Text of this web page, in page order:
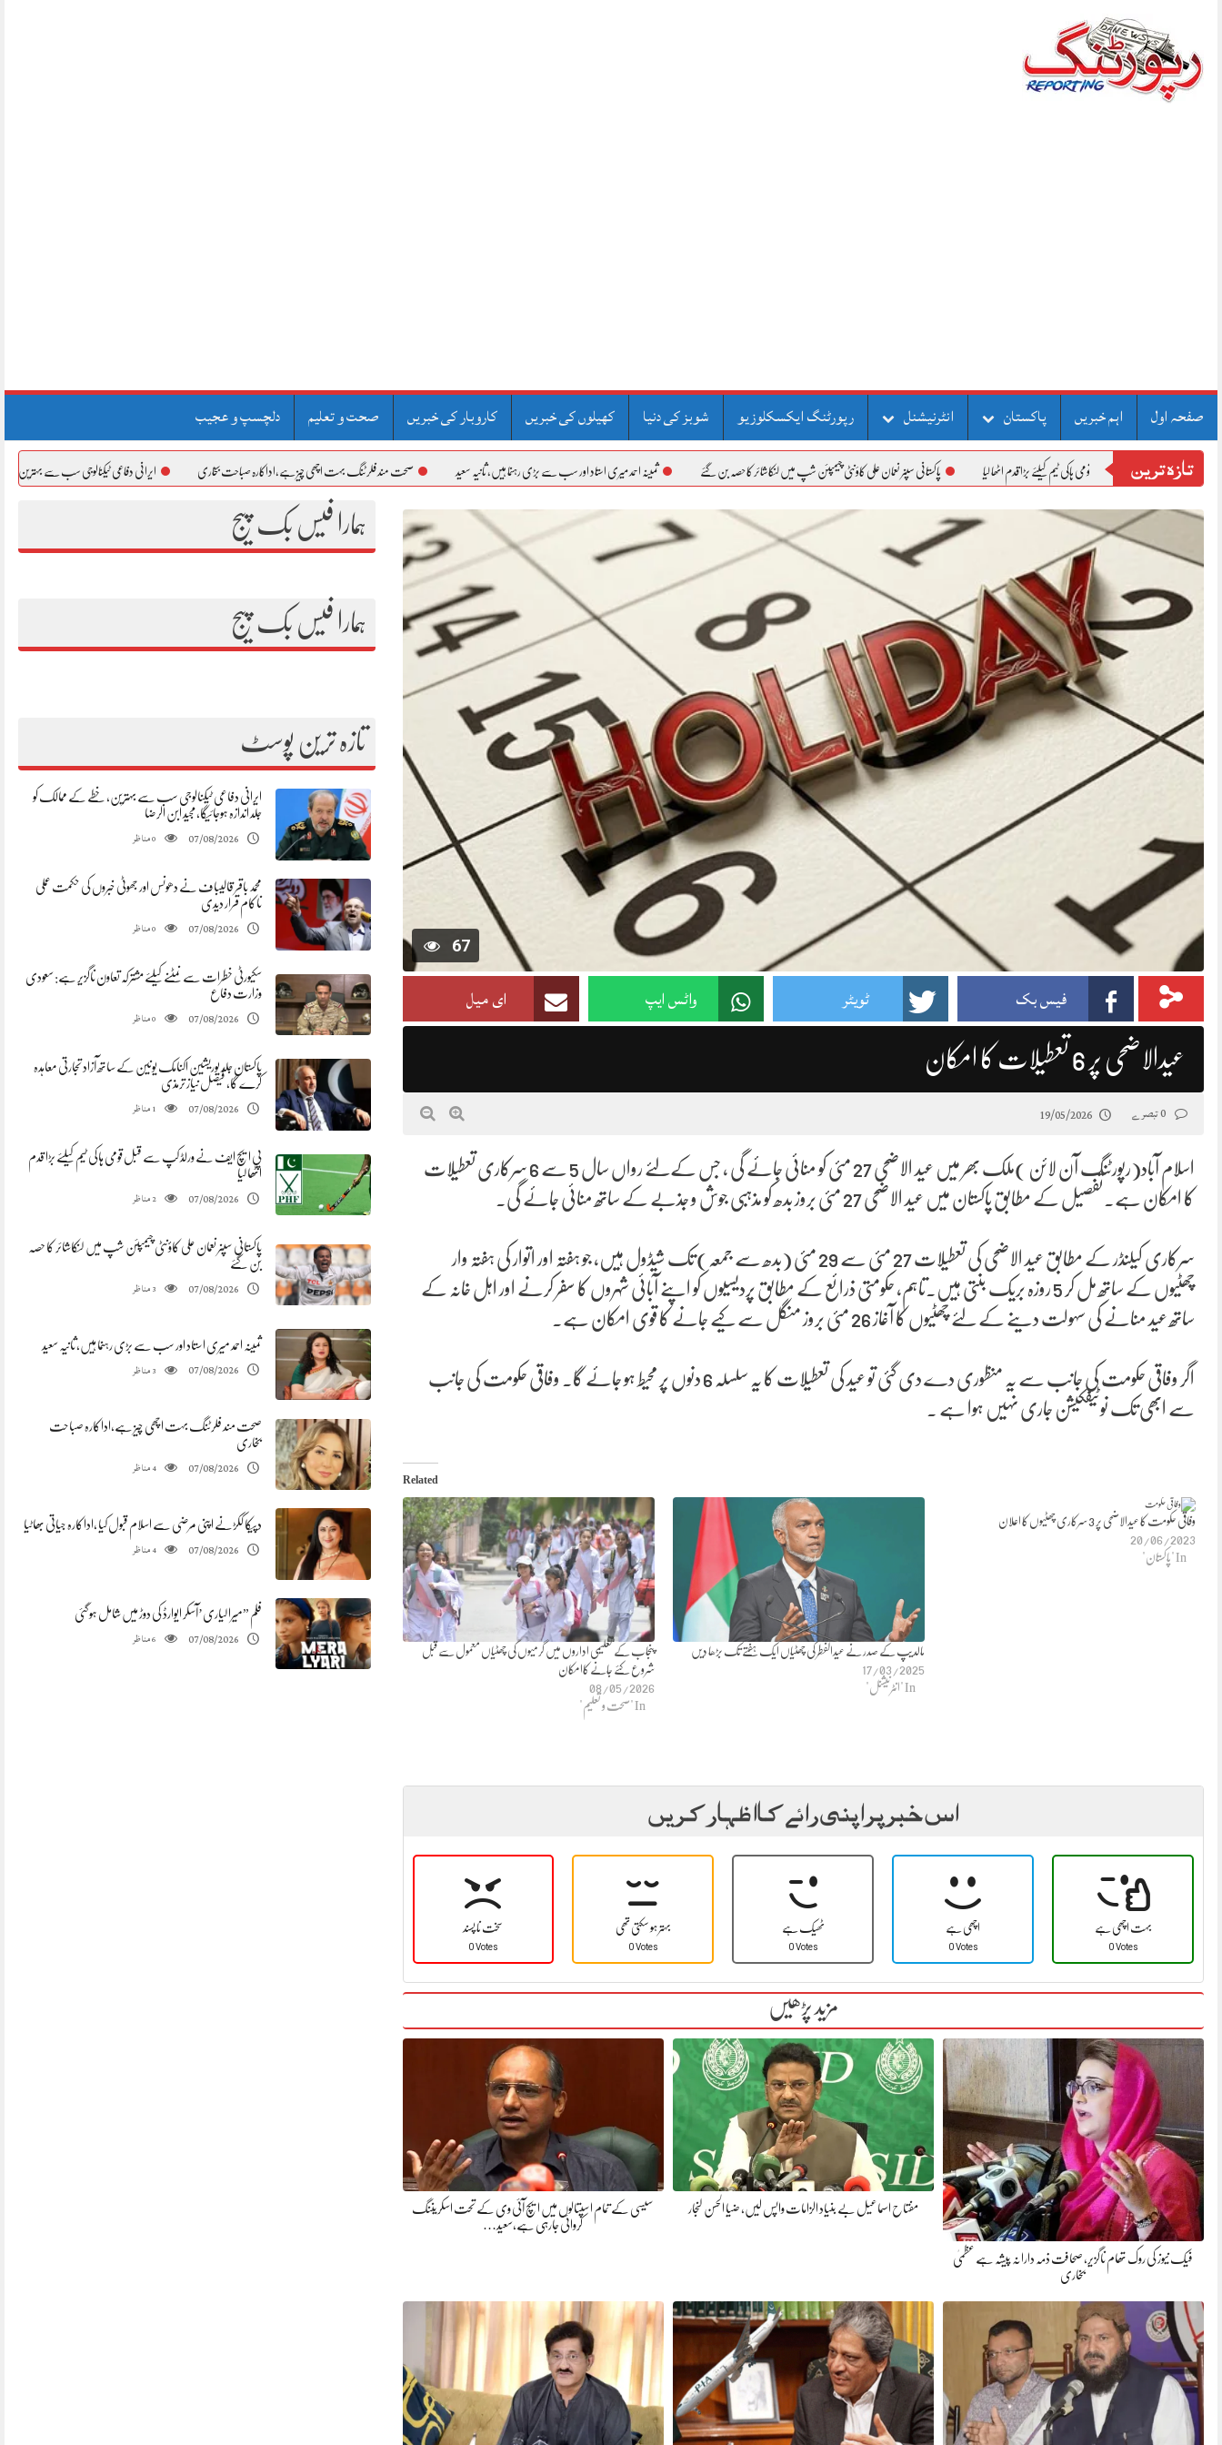
صفحہ اول اہم خبریں پاکستان انٹرنیشنل رپورٹنگ ایکسکلوزیو شوبز کی دنیا کھیلوں کی خبریں کاروبار کی خبریں صحت و تعلیم دلچسپ و عجیب
تازہ ترین
ورلڈ کپ سے قبل قومی ہاکی ٹیم کیلئے بڑا قدم اٹھا لیا پاکستانی سپنر نعمان علی کاؤنٹی چیمپئن شپ میں لنکاشائر کا حصہ بن گئے ثمینہ احمد میری استاد اور سب سے بڑی رہنما ہیں، ثانیہ سعید صحت مند فلرٹنگ بہت اچھی چیز ہے،اداکارہ صباحت بخاری ایرانی دفاعی ٹیکنالوجی سب سے بہترین، خطے کے ممالک کو
ہمارا فیس بک پیج
ہمارا فیس بک پیج
تازہ ترین پوسٹ
ایرانی دفاعی ٹیکنالوجی سب سے بہترین، خطے کے ممالک کو
جلد اندازہ ہوجائیگا، مجید ابن الرضا
07/08/2026
0مناظر
محمد باقر قالیباف نے دھونس اور جھوٹی خبروں کی حکمت عملی
ناکام قرار دیدی
07/08/2026
0مناظر
سکیورٹی خطرات سے نمٹنے کیلئے مشترکہ تعاون ناگزیر ہے: سعودی
وزارت دفاع
07/08/2026
0مناظر
پاکستان جلد یوریشین اکنامک یونین کے ساتھ آزاد تجارتی معاہدہ
کرے گا، فیصل نیاز ترمذی
07/08/2026
1مناظر
پی ایچ ایف نے ورلڈ کپ سے قبل قومی ہاکی ٹیم کیلئے بڑا قدم
اٹھا لیا
07/08/2026
2مناظر
پاکستانی سپنر نعمان علی کاؤنٹی چیمپئن شپ میں لنکاشائر کا حصہ
بن گئے
07/08/2026
3مناظر
ثمینہ احمد میری استاد اور سب سے بڑی رہنما ہیں، ثانیہ سعید
07/08/2026
3مناظر
صحت مند فلرٹنگ بہت اچھی چیز ہے،اداکارہ صباحت
بخاری
07/08/2026
4مناظر
دپیکا ککڑنے اپنی مرضی سے اسلام قبول کیا ،اداکارہ جیاتی بھاٹیا
07/08/2026
4مناظر
فلم ”میرا لیاری’آسکر ایوارڈ کی دوڑ میں شامل ہوگئی
07/08/2026
6مناظر
67
فیس بک ٹویٹر واٹس ایپ ای میل
عیدالاضحی پر 6 تعطیلات کا امکان
19/05/2026
اسلام آباد(رپورٹنگ آن لائن )ملک بھر میں عید الاضحی 27 مئی کو منائی جائے گی ، جس کےلئے رواں سال 5 سے 6 سرکاری تعطیلات
کا امکان ہے۔تفصیل کے مطابق پاکستان میں عید الاضحی 27 مئی بروز بدھ کو مذہبی جوش و جذبے کے ساتھ منائی جائے گی۔
سرکاری کیلنڈر کے مطابق عید الاضحی کی تعطیلات 27 مئی سے 29 مئی (بدھ سے جمعہ) تک شیڈول ہیں، جو ہفتہ اور اتوار کی ہفتہ وار
چھٹیوں کے ساتھ مل کر 5 روزہ بریک بنتی ہیں۔تاہم، حکومتی ذرائع کے مطابق پردیسیوں کو اپنے آبائی شہروں کا سفر کرنے اور اہل خانہ کے
ساتھ عید منانے کی سہولت دینے کے لئے چھٹیوں کا آغاز 26 مئی بروز منگل سے کیے جانے کا قوی امکان ہے۔
اگر وفاقی حکومت کی جانب سے یہ منظوری دے دی گئی تو عید کی تعطیلات کا یہ سلسلہ 6 دنوں پر محیط ہو جائے گا۔ وفاقی حکومت کی جانب
سے ابھی تک نوٹیفکیشن جاری نہیں ہوا ہے ۔
Related
پنجاب کے تعلیمی اداروں میں گرمیوں کی چھٹیاں معمول سے قبل
شروع کئے جانے کاامکان
08/05/2026
In "صحت و تعلیم"
مالدیپ کے صدر نے عیدالفطر کی چھٹیاں ایک ہفتے تک بڑھا دیں
17/03/2025
In "انٹرنیشنل"
وفاقی حکومت کا عیدالاضحی پر 3 سرکاری چھٹیوں کا اعلان
20/06/2023
In "پاکستان"
اس خبر پر اپنی رائے کا اظہار کریں
سخت نا پسند
0 Votes
بہتر ہو سکتی تھی
0 Votes
ٹھیک ہے
0 Votes
اچھی ہے
0 Votes
بہت اچھی ہے
0 Votes
مزید پڑھیں
فیک نیوز کی روک تھام ناگزیر، صحافت ذمہ دارانہ پیشہ ہے عظمیٰ
بخاری
مفتاح اسماعیل بے بنیاد الزامات واپس لیں، ضیا الحسن لنجار
سیسی کے تمام اسپتالوں میں ایچ آئی وی کے تحت اسکریننگ
کروائی جارہی ہے،سعید…